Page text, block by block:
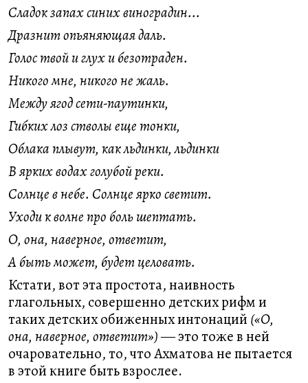
Сладок запах синих виноградин...
Дразнит опьяняющая даль.
Голос твой и глух и безотраден.
Никого мне, никого не жаль.
Между ягод сети-паутинки,
Гибких лоз стволы еще тонки,
Облака плывут, как льдинки, льдинки
В ярких водах голубой реки.
Солнце в небе. Солнце ярко светит.
Уходи к волне про боль шептать.
О, она, наверное, ответит,
А быть может, будет целовать.
Кстати, вот эта простота, наивность
глагольных, совершенно детских рифм и
таких детских обиженных интонаций («О,
она, наверное, ответит»)― это тоже в ней
очаровательно, то, что Ахматова не пытается
в этой книге быть взрослее.